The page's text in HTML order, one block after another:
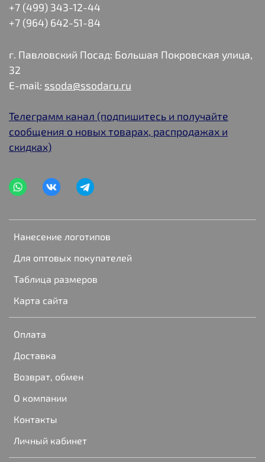
Нанесение логотипов
Для оптовых покупателей
Таблица размеров
Карта сайта
Оплата
Доставка
Возврат, обмен
О компании
Контакты
Личный кабинет
+7 (499) 343-12-44
+7 (964) 642-51-84
г. Павловский Посад: Большая Покровская улица,
32
E-mail: ssoda@ssodaru.ru
Телеграмм канал (подпишитесь и получайте
сообщения о новых товарах, распродажах и
скидках)